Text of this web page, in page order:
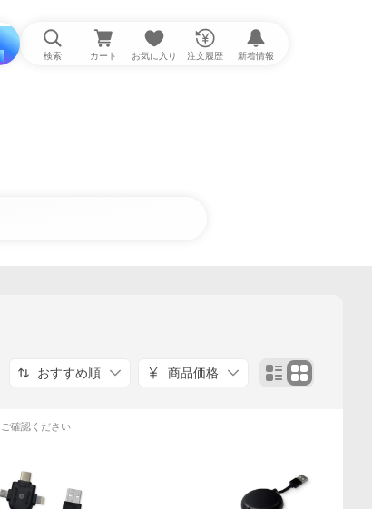
検索 カート お気に入り 注文履歴 新着情報
おすすめ順 商品価格
確認ください